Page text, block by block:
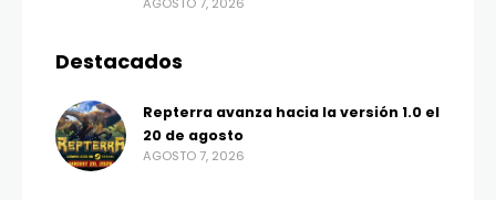
Destacados
Repterra avanza hacia la versión 1.0 el
20 de agosto
AGOSTO 7, 2026